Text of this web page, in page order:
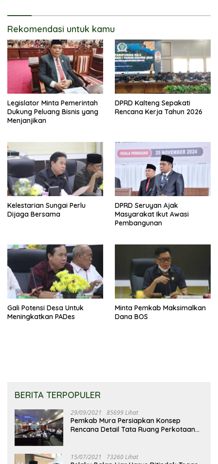
Rekomendasi untuk kamu
Legislator Minta Pemerintah
Dukung Peluang Bisnis yang
Menjanjikan
DPRD Kalteng Sepakati
Rencana Kerja Tahun 2026
Kelestarian Sungai Perlu
Dijaga Bersama
DPRD Seruyan Ajak
Masyarakat Ikut Awasi
Pembangunan
Gali Potensi Desa Untuk
Meningkatkan PADes
Minta Pemkab Maksimalkan
Dana BOS
BERITA TERPOPULER
29/09/2021 85699 Lihat
Pemkab Mura Persiapkan Konsep
Rencana Detail Tata Ruang Perkotaan
15/07/2021 73260 Lihat